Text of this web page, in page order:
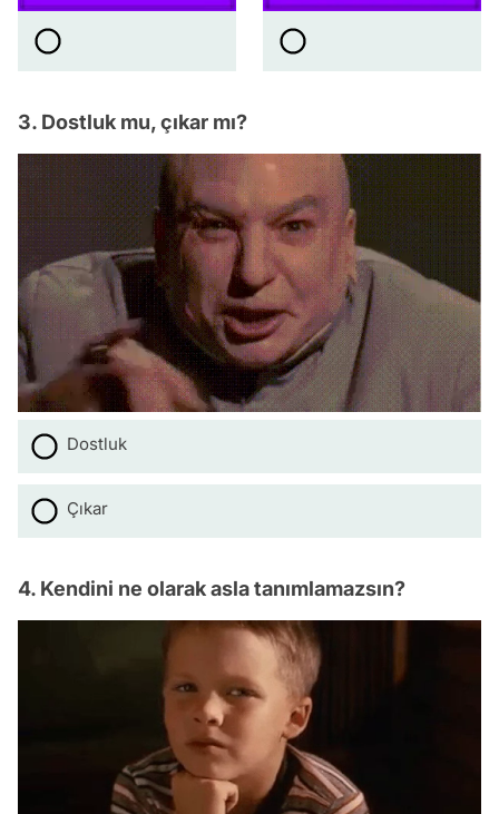
3. Dostluk mu, çıkar mı?
Dostluk
Çıkar
4. Kendini ne olarak asla tanımlamazsın?